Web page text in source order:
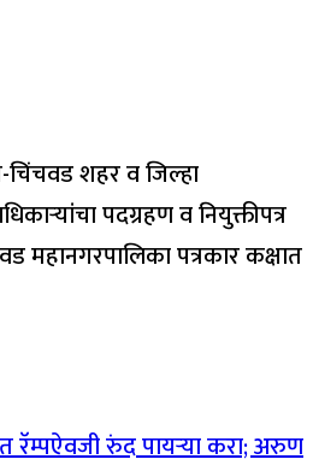
चिंचवड शहर व जिल्हा
पदग्रहण व नियुक्तीपत्र
महानगरपालिका पत्रकार कक्षात